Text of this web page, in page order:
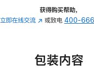
的
获得购买帮助，
立即在线交流 (在
中
或致电 400-
包装内容